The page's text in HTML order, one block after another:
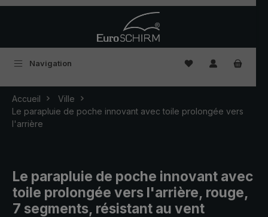
Navigation Vous avez 0
Accueil
Ville
Le parapluie de poche innovant avec toile prolongée vers
l'arrière
Le parapluie de poche innovant avec
toile prolongée vers l'arrière, rouge,
7 segments, résistant au vent